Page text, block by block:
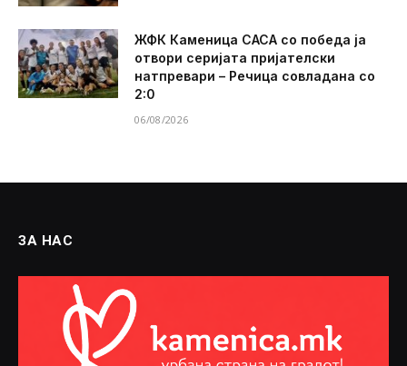
ЖФК Каменица САСА со победа ја
отвори серијата пријателски
натпревари – Речица совладана со
2:0
06/08/2026
ЗА НАС